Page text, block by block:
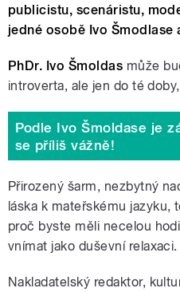
publicistu, scenáristu,
jedné osobě Ivo Šmodlase
PhDr. Ivo Šmoldas může
introverta, ale jen do té
Podle Ivo Šmoldase je
se příliš vážně!
Přirozený šarm, nezbytný
láska k mateřskému jazyku,
proč byste měli necelou
vnímat jako duševní relaxaci.
Nakladatelský redaktor,